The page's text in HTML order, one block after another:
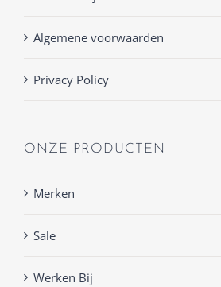
Algemene voorwaarden
Privacy Policy
ONZE PRODUCTEN
Merken
Sale
Werken Bij